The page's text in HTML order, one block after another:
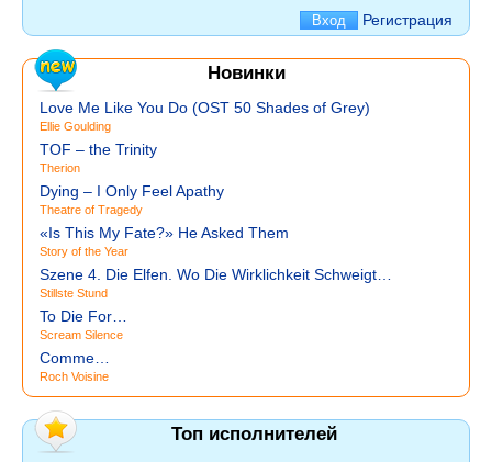
Регистрация
Новинки
Love Me Like You Do (OST 50 Shades of Grey)
Ellie Goulding
TOF – the Trinity
Therion
Dying – I Only Feel Apathy
Theatre of Tragedy
«Is This My Fate?» He Asked Them
Story of the Year
Szene 4. Die Elfen. Wo Die Wirklichkeit Schweigt…
Stillste Stund
To Die For…
Scream Silence
Comme…
Roch Voisine
Топ исполнителей